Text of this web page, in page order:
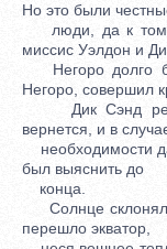
Но это были
люди, да к тому
миссис Уэлдон и
Негоро долго
Негоро, совершил
Дик Сэнд
вернется, и в
необходимости
был выяснить до
конца.
Солнце
перешло экватор,